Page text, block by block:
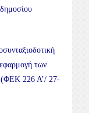
εφαρμογή των
(ΦΕΚ 226 Α’/ 27-